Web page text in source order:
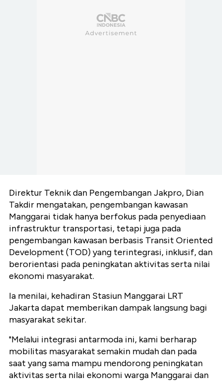
Direktur Teknik dan Pengembangan Jakpro, Dian
Takdir mengatakan, pengembangan kawasan
Manggarai tidak hanya berfokus pada penyediaan
infrastruktur transportasi, tetapi juga pada
pengembangan kawasan berbasis Transit Oriented
Development (TOD) yang terintegrasi, inklusif, dan
berorientasi pada peningkatan aktivitas serta nilai
ekonomi masyarakat.
Ia menilai, kehadiran Stasiun Manggarai LRT
Jakarta dapat memberikan dampak langsung bagi
masyarakat sekitar.
"Melalui integrasi antarmoda ini, kami berharap
mobilitas masyarakat semakin mudah dan pada
saat yang sama mampu mendorong peningkatan
aktivitas serta nilai ekonomi warga Manggarai dan